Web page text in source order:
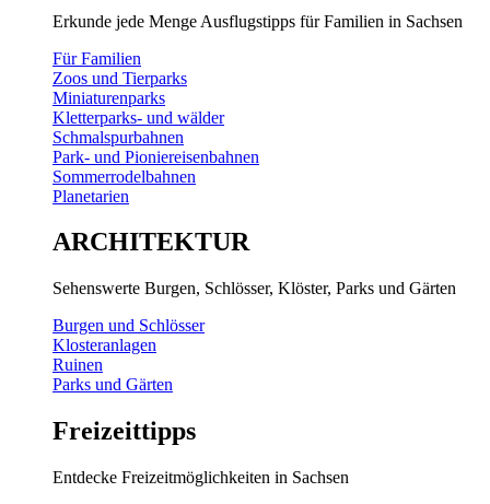
Erkunde jede Menge Ausflugstipps für Familien in Sachsen
Für Familien
Zoos und Tierparks
Miniaturenparks
Kletterparks- und wälder
Schmalspurbahnen
Park- und Pioniereisenbahnen
Sommerrodelbahnen
Planetarien
ARCHITEKTUR
Sehenswerte Burgen, Schlösser, Klöster, Parks und Gärten
Burgen und Schlösser
Klosteranlagen
Ruinen
Parks und Gärten
Freizeittipps
Entdecke Freizeitmöglichkeiten in Sachsen